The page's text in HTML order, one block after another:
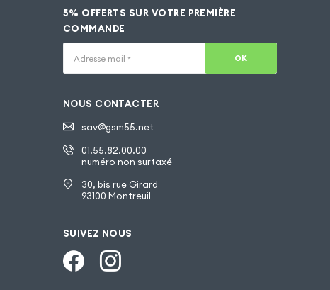
5% OFFERTS SUR VOTRE PREMIÈRE
COMMANDE
Adresse mail * OK
NOUS CONTACTER
sav@gsm55.net
01.55.82.00.00
numéro non surtaxé
30, bis rue Girard
93100 Montreuil
SUIVEZ NOUS